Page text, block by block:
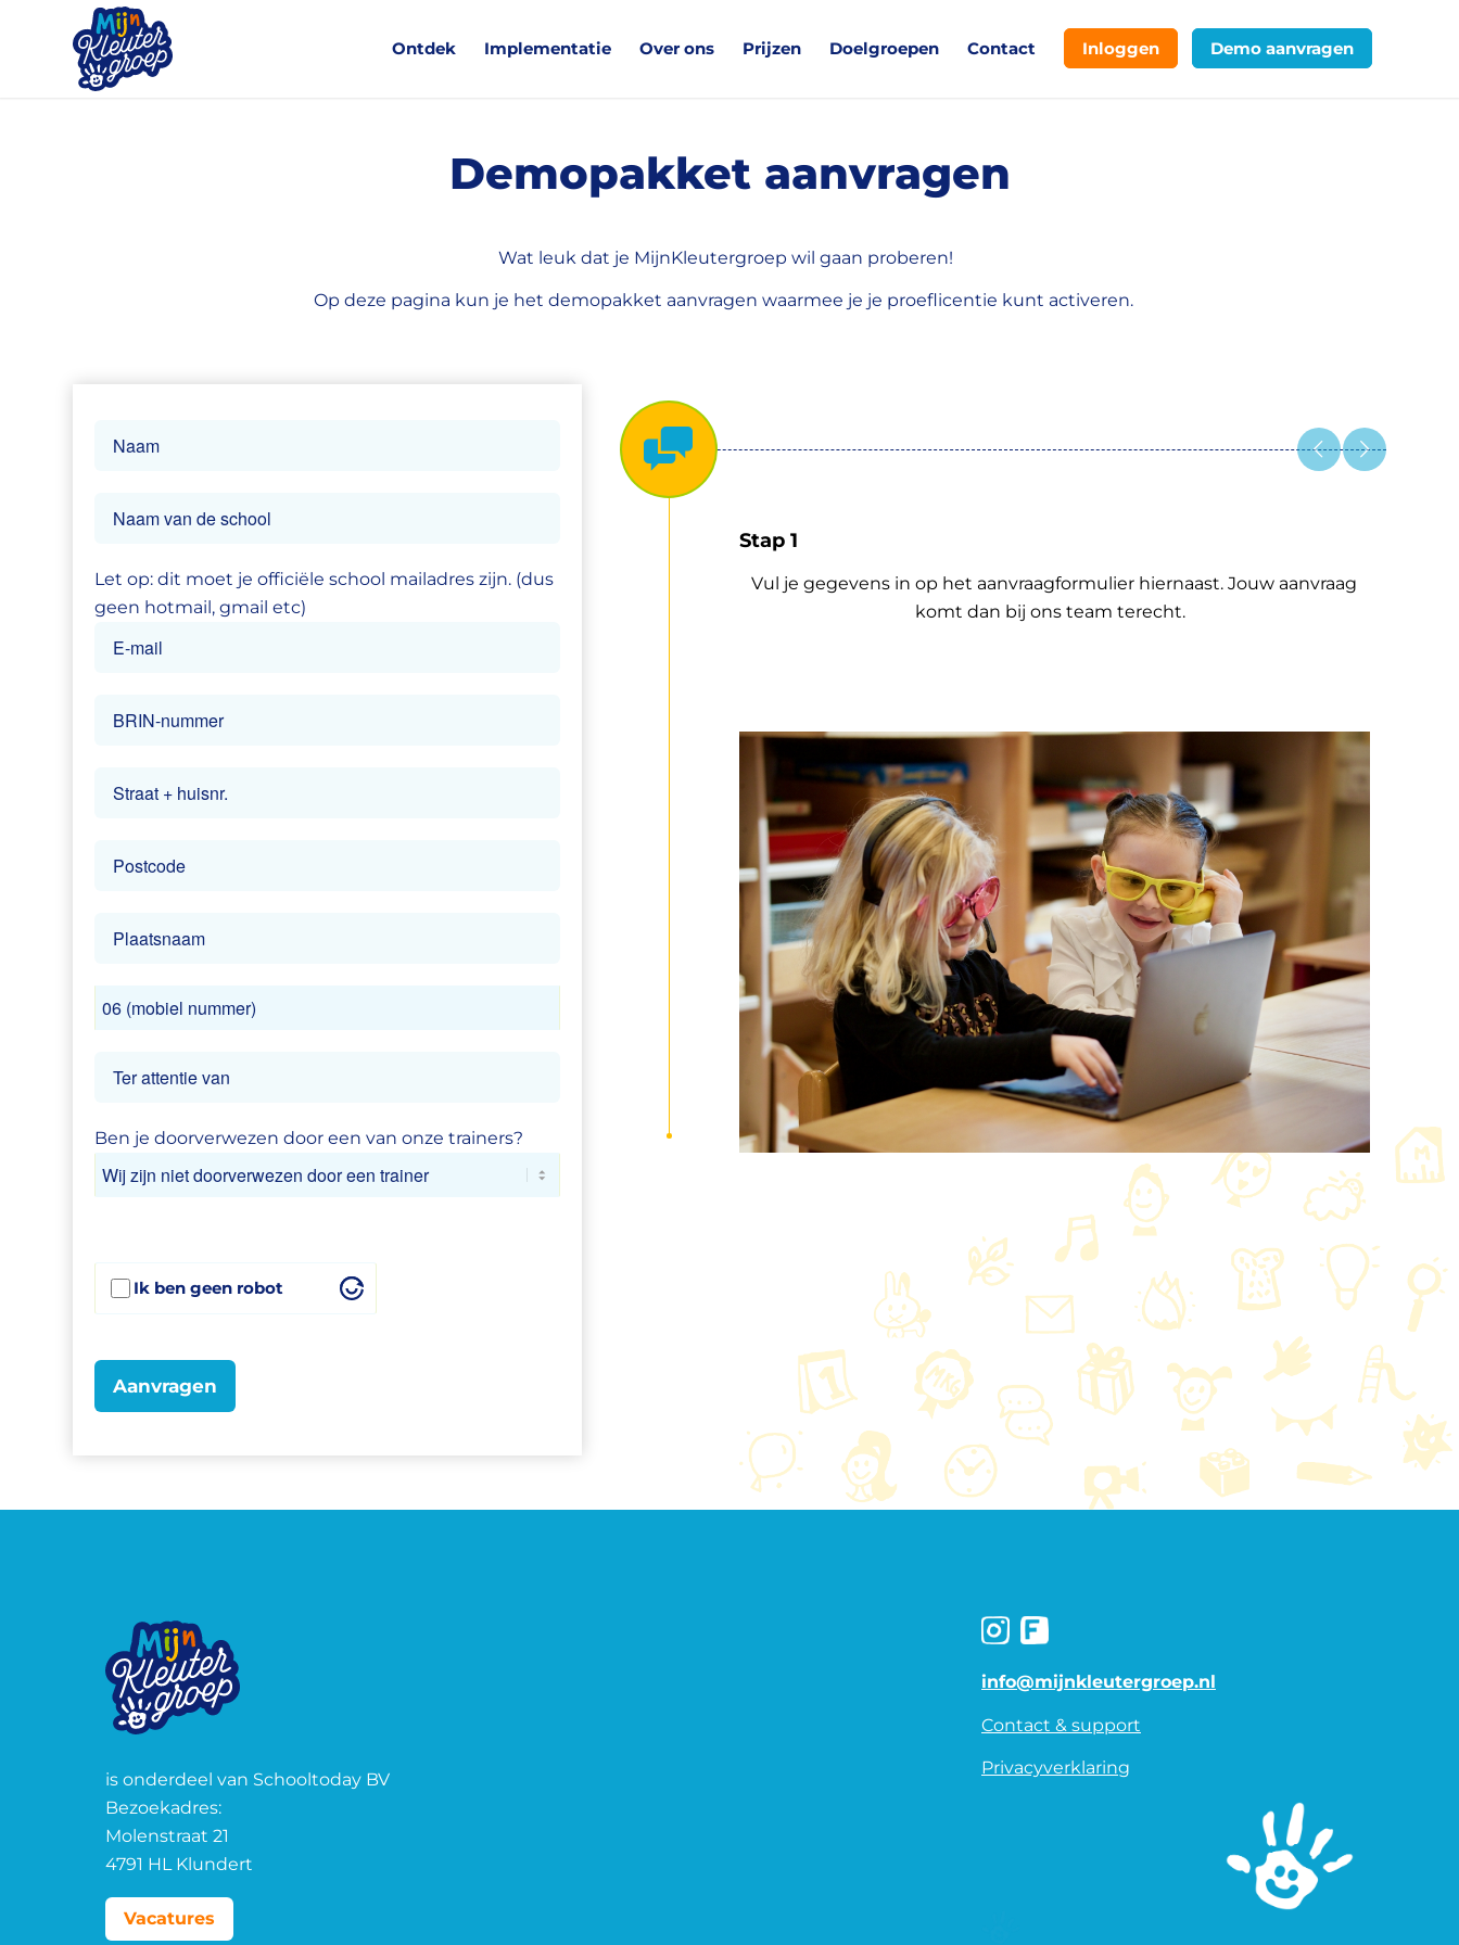
Ontdek Implementatie Over ons Prijzen Doelgroepen Contact Inloggen Demo aanvragen
Demopakket aanvragen
Wat leuk dat je MijnKleutergroep wil gaan proberen!
Op deze pagina kun je het demopakket aanvragen waarmee je je proeflicentie kunt activeren.
Let op: dit moet je officiële school mailadres zijn. (dus
geen hotmail, gmail etc)
Ben je doorverwezen door een van onze trainers?
Ik ben geen robot
Stap 1
Vul je gegevens in op het aanvraagformulier hiernaast.Jouw aanvraag
komt dan bij ons team terecht.
is onderdeel van Schooltoday BV
Bezoekadres:
Molenstraat 21
4791 HL Klundert
Vacatures
info@mijnkleutergroep.nl
Contact & support
Privacyverklaring